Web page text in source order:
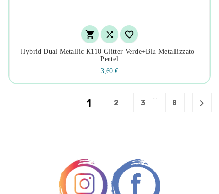
  
Hybrid Dual Metallic K110 Glitter Verde+blu Metallizzato |
Pentel
3,60 €
1 2 3
…
8 